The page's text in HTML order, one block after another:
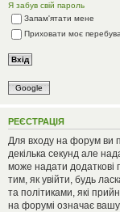
Я забув свій пароль
Запам'ятати мене
Приховати моє
Google
РЕЄСТРАЦІЯ
Для входу на форум ви
декілька секунд але
може надати додаткові
тим, як увійти, будь
та політиками, які
на форумі означає вашу